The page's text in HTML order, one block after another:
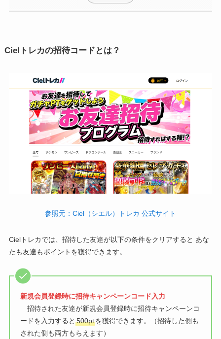
Cielトレカの招待コードとは？
参照元：Ciel（シエル）トレカ 公式サイト
Cielトレカでは、招待した友達が以下の条件をクリアすると あな
たも友達もポイントを獲得できます。
新規会員登録時に招待キャンペーンコード入力
招待された友達が新規会員登録時に招待キャンペーンコ
ードを入力すると 500ptを獲得できます。（招待した側も
された側も両方もらえます）